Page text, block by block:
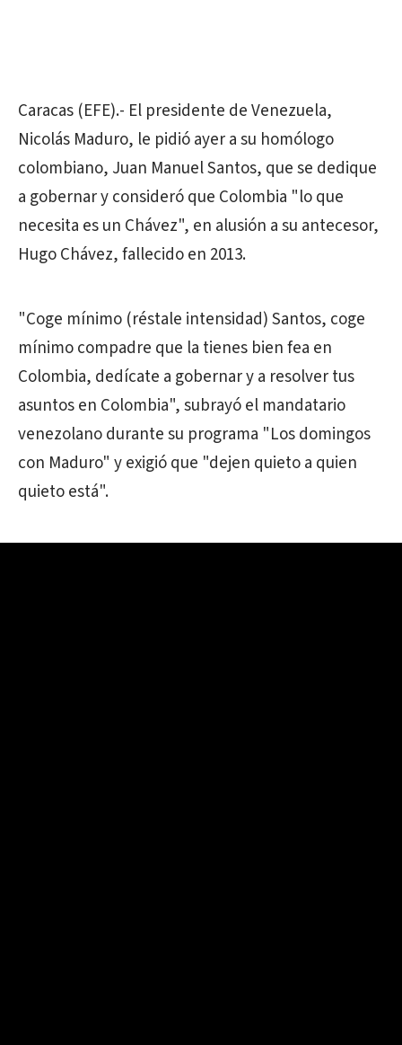
Caracas (EFE).- El presidente de Venezuela,
Nicolás Maduro, le pidió ayer a su homólogo
colombiano, Juan Manuel Santos, que se dedique
a gobernar y consideró que Colombia "lo que
necesita es un Chávez", en alusión a su antecesor,
Hugo Chávez, fallecido en 2013.
"Coge mínimo (réstale intensidad) Santos, coge
mínimo compadre que la tienes bien fea en
Colombia, dedícate a gobernar y a resolver tus
asuntos en Colombia", subrayó el mandatario
venezolano durante su programa "Los domingos
con Maduro" y exigió que "dejen quieto a quien
quieto está".